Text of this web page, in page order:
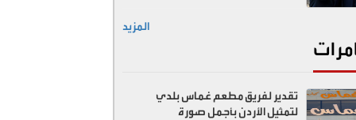
المزيد
تقدير لفريق مطعم غماس بلدي
لتمثيل الأردن بأجمل صورة